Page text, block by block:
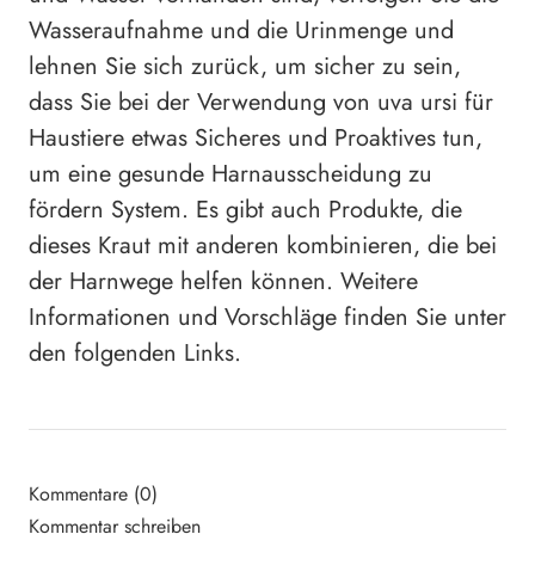
Wasseraufnahme und die Urinmenge und
lehnen Sie sich zurück, um sicher zu sein,
dass Sie bei der Verwendung von uva ursi für
Haustiere etwas Sicheres und Proaktives tun,
um eine gesunde Harnausscheidung zu
fördern System. Es gibt auch Produkte, die
dieses Kraut mit anderen kombinieren, die bei
der Harnwege helfen können. Weitere
Informationen und Vorschläge finden Sie unter
den folgenden Links.
Kommentare (0)
Kommentar schreiben